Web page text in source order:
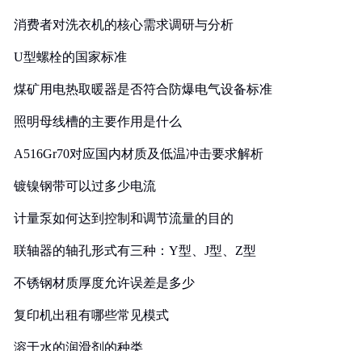
消费者对洗衣机的核心需求调研与分析
U型螺栓的国家标准
煤矿用电热取暖器是否符合防爆电气设备标准
照明母线槽的主要作用是什么
A516Gr70对应国内材质及低温冲击要求解析
镀镍钢带可以过多少电流
计量泵如何达到控制和调节流量的目的
联轴器的轴孔形式有三种：Y型、J型、Z型
不锈钢材质厚度允许误差是多少
复印机出租有哪些常见模式
溶于水的润滑剂的种类